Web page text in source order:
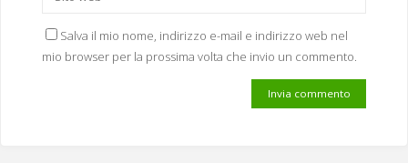
Salva il mio nome, indirizzo e-mail e indirizzo web nel
mio browser per la prossima volta che invio un commento.